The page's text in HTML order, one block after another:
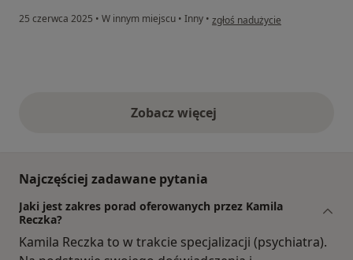
25 czerwca 2025 • W innym miejscu • Inny • w opinii użytkownika Paulina
zgłoś nadużycie
Zobacz więcejopinie powyżej
Najczęściej zadawane pytania
Jaki jest zakres porad oferowanych przez Kamila
Reczka?
Kamila Reczka to w trakcie specjalizacji (psychiatra).